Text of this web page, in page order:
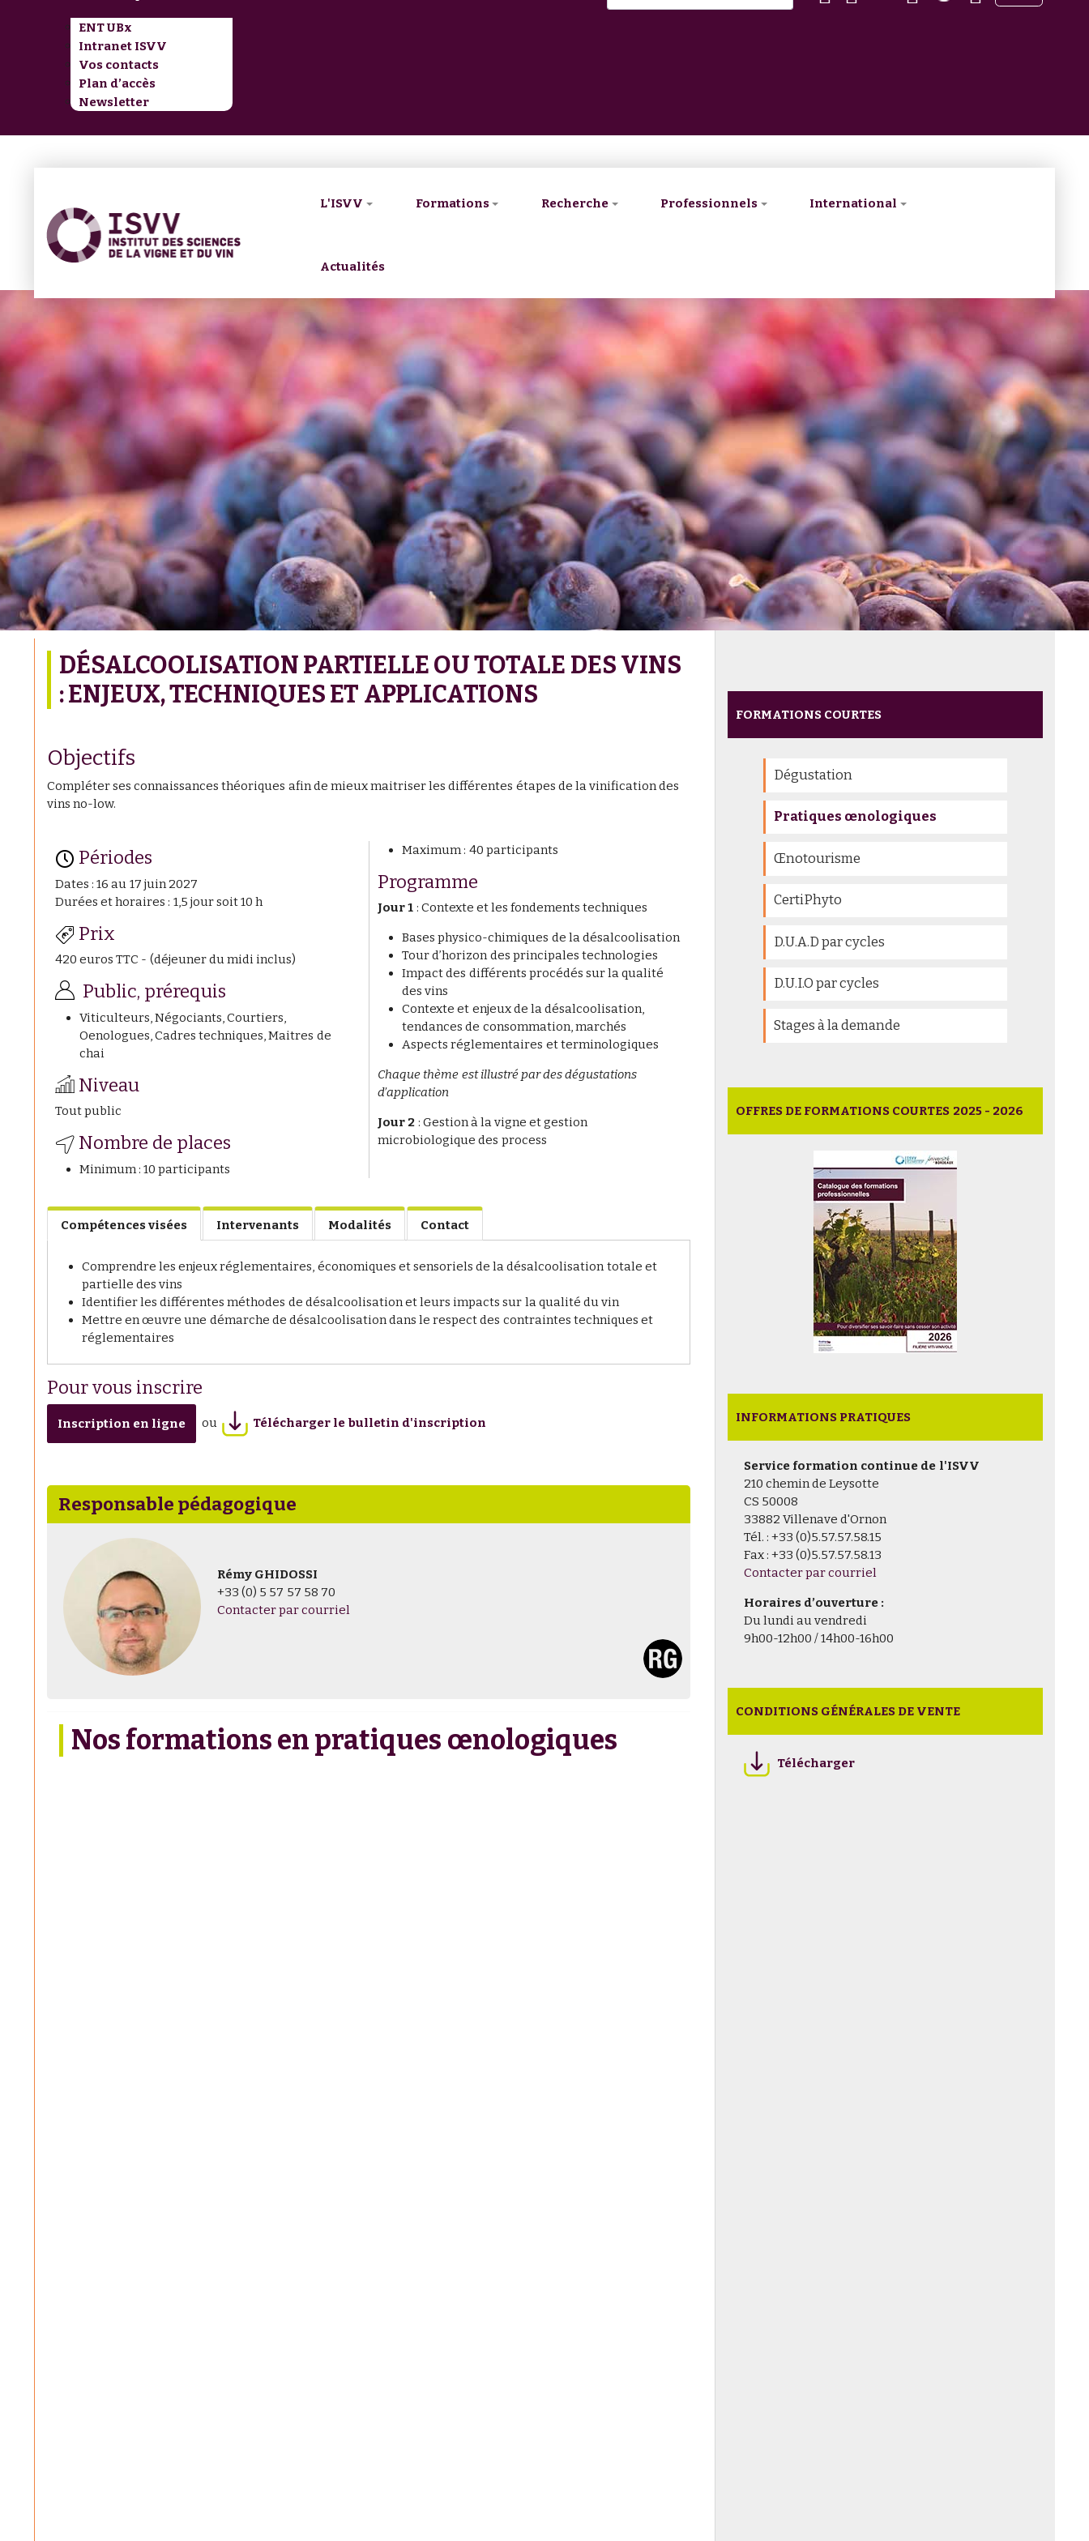
ENT UBx
Intranet ISVV
Vos contacts
Plan d’accès
Newsletter
L'ISVV Formations Recherche Professionnels International
Actualités
DÉSALCOOLISATION PARTIELLE OU TOTALE DES VINS
: ENJEUX, TECHNIQUES ET APPLICATIONS
Objectifs
Compléter ses connaissances théoriques afin de mieux maitriser les différentes étapes de la vinification des
vins no-low.
Périodes
Dates : 16 au 17 juin 2027
Durées et horaires : 1,5 jour soit 10 h
Prix
420 euros TTC - (déjeuner du midi inclus)
Public, prérequis
Viticulteurs, Négociants, Courtiers,
Oenologues, Cadres techniques, Maitres de
chai
Niveau
Tout public
Nombre de places
Minimum : 10 participants
Maximum : 40 participants
Programme
Jour 1 : Contexte et les fondements techniques
Bases physico-chimiques de la désalcoolisation
Tour d’horizon des principales technologies
Impact des différents procédés sur la qualité
des vins
Contexte et enjeux de la désalcoolisation,
tendances de consommation, marchés
Aspects réglementaires et terminologiques
Chaque thème est illustré par des dégustations
d’application
Jour 2 : Gestion à la vigne et gestion
microbiologique des process
Compétences visées Intervenants Modalités Contact
Comprendre les enjeux réglementaires, économiques et sensoriels de la désalcoolisation totale et
partielle des vins
Identifier les différentes méthodes de désalcoolisation et leurs impacts sur la qualité du vin
Mettre en œuvre une démarche de désalcoolisation dans le respect des contraintes techniques et
réglementaires
Pour vous inscrire
Inscription en ligne ou Télécharger le bulletin d'inscription
Responsable pédagogique
Rémy GHIDOSSI
+33 (0) 5 57 57 58 70
Contacter par courriel
Nos formations en pratiques œnologiques
FORMATIONS COURTES
Dégustation
Pratiques œnologiques
Œnotourisme
CertiPhyto
D.U.A.D par cycles
D.U.I.O par cycles
Stages à la demande
OFFRES DE FORMATIONS COURTES 2025 - 2026
INFORMATIONS PRATIQUES
Service formation continue de l'ISVV
210 chemin de Leysotte
CS 50008
33882 Villenave d'Ornon
Tél. : +33 (0)5.57.57.58.15
Fax : +33 (0)5.57.57.58.13
Contacter par courriel
Horaires d’ouverture :
Du lundi au vendredi
9h00-12h00 / 14h00-16h00
CONDITIONS GÉNÉRALES DE VENTE
Télécharger